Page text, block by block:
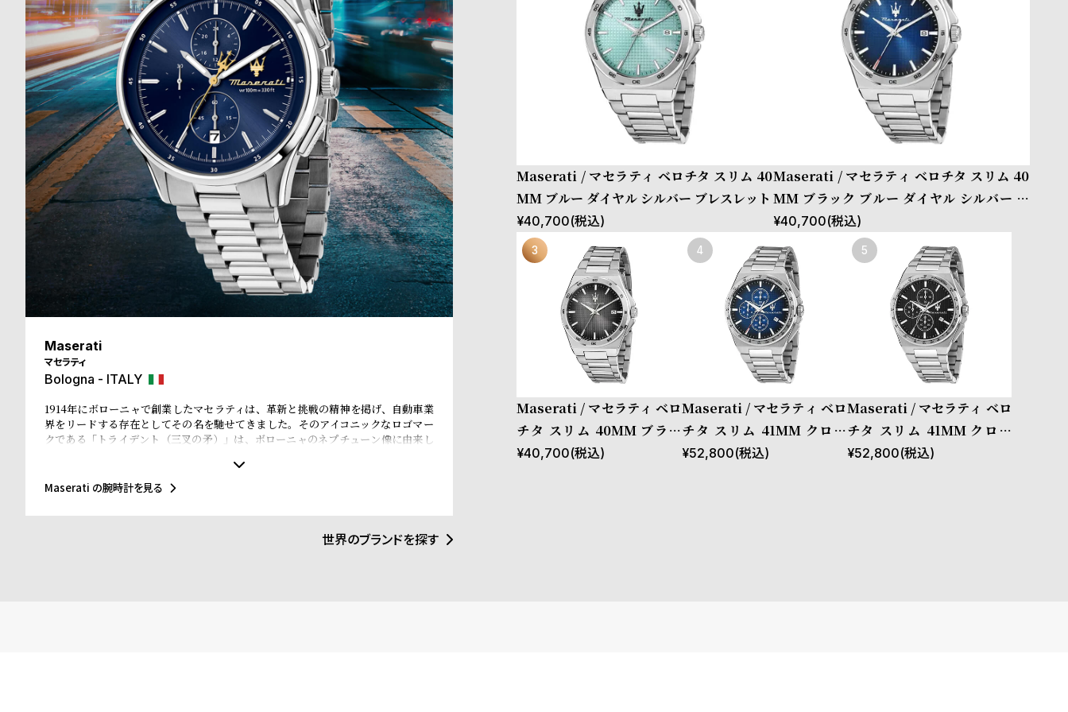
Maserati
マセラティ
Bologna - ITALY
1914年にボローニャで創業したマセラティは、革新と挑戦の精神を掲げ、自動車業
界をリードする存在としてその名を馳せてきました。そのアイコニックなロゴマー
クである「トライデント（三叉の矛）」は、ボローニャのネプチューン像に由来し
マセラティのブランド哲学に深く根付いており、マセラティのブランド理念である
「力強さ、情熱、優雅さ」を表現しています。この理念は自動車のみならず、ウォ
妙に融合したアイテムの数々は、所有者に誇りを感じさせる象徴的な存在となって
Maserati の腕時計を見る
世界のブランドを探す
Maserati / マセラティ ベロチタ スリム 40
MM ブルー ダイヤル シルバー ブレスレット
¥40,700(税込)
Maserati / マセラティ ベロチタ スリム 40
MM ブラック ブルー ダイヤル シルバー ブ
レスレット
¥40,700(税込)
Maserati / マセラティ ベロ
チタ スリム 40MM ブラッ
ク グレー ダイヤル シルバー
¥40,700(税込)
Maserati / マセラティ ベロ
チタ スリム 41MM クロノ
ブルー ダイヤル シルバー ブ
¥52,800(税込)
Maserati / マセラティ ベロ
チタ スリム 41MM クロノ
ブラック ダイヤル シルバー
¥52,800(税込)